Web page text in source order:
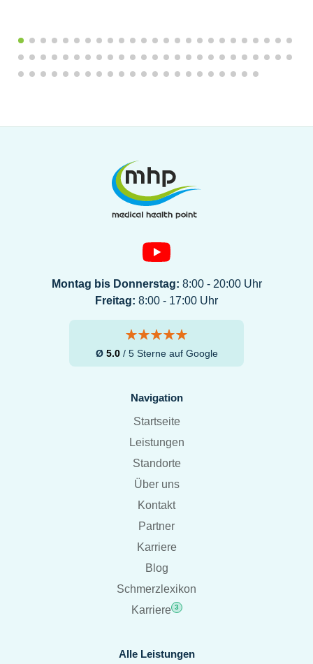
Montag bis Donnerstag: 8:00 - 20:00 Uhr
Freitag: 8:00 - 17:00 Uhr
Ø 5.0 / 5 Sterne auf Google
Navigation
Startseite
Leistungen
Standorte
Über uns
Kontakt
Partner
Karriere
Blog
Schmerzlexikon
Karriere 3
Alle Leistungen